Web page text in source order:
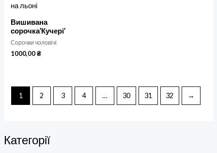
Категорії
Вишивана
сорочка’Кучері’
Сорочки чоловічі
1000,00₴
1 2 3 4 … 30 31 32 →